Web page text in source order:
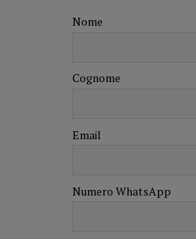
Nome
Cognome
Email
Numero WhatsApp